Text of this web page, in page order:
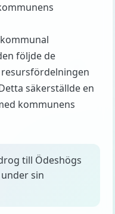
följde de
säkerställde en
kommunens
till Ödeshögs
sin